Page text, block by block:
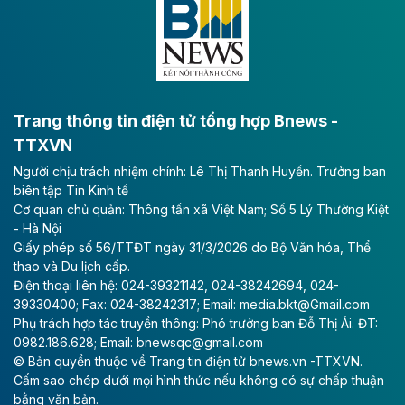
lực phát triển kinh tế - xã hội khu vực phía Nam đồng
Long Thành
Tổng công ty Cảng hàng không Việt Nam - CTCP
(ACV) vừa lập kỷ lục mới về lợi nhuận trong quý
II/2026.
Theo baodautu.vn
Vinaconex lập đỉnh doanh thu
Tổng CTCP Xuất nhập khẩu và Xây dựng Việt Nam
(Vinaconex) đã khép lại nửa đầu năm với doanh thu
thuần gần 7.268 tỷ đồng, tăng 4% so với cùng kỳ và
cũng là mức cao nhất lịch sử hoạt động của doanh
nghiệp.
Trang thông tin điện tử tổng hợp Bnews -
TTXVN
Người chịu trách nhiệm chính: Lê Thị Thanh Huyền. Trưởng ban
biên tập Tin Kinh tế
Cơ quan chủ quản: Thông tấn xã Việt Nam; Số 5 Lý Thường Kiệt
- Hà Nội
Giấy phép số 56/TTĐT ngày 31/3/2026 do Bộ Văn hóa, Thể
thao và Du lịch cấp.
Điện thoại liên hệ: 024-39321142, 024-38242694, 024-
39330400; Fax: 024-38242317; Email: media.bkt@Gmail.com
Phụ trách hợp tác truyền thông: Phó trưởng ban Đỗ Thị Ái. ĐT:
0982.186.628; Email: bnewsqc@gmail.com
© Bản quyền thuộc về Trang tin điện tử bnews.vn -TTXVN.
Cấm sao chép dưới mọi hình thức nếu không có sự chấp thuận
bằng văn bản.